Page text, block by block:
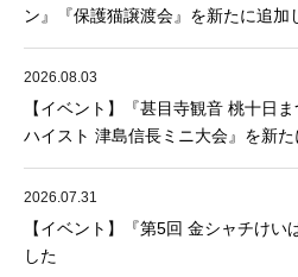
ン』『保護猫譲渡会』を新たに追加
2026.08.03
【イベント】『甚目寺観音 桃十日
ハイスト 津島信長ミニ大会』を新た
2026.07.31
【イベント】『第5回 金シャチけい
した